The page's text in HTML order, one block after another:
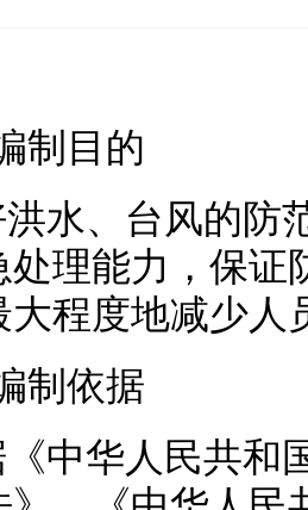
目的
、台风的防
处理能力，保
大程度地减少人
依据
华人民共和